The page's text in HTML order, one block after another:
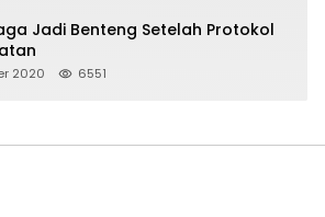
Jadi Benteng Setelah Protokol
2020 6551